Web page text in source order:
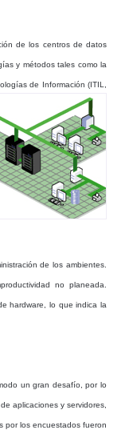
de los centros de datos
y métodos tales como la
de Información (ITIL,
de los ambientes.
no planeada.
hardware, lo que indica la
un gran desafío, por lo
aplicaciones y servidores,
por los encuestados fueron